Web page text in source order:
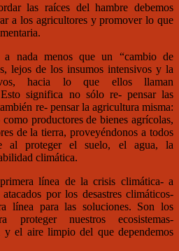
las raíces del hambre debemos
a los agricultores y promover lo que
nada menos que un “cambio de
lejos de los insumos intensivos y la
hacia lo que ellos llaman
significa no sólo re- pensar las
re- pensar la agricultura misma:
productores de bienes agrícolas,
de la tierra, proveyéndonos a todos
al proteger el suelo, el agua, la
climática.
línea de la crisis climática- a
por los desastres climáticos-
línea para las soluciones. Son los
proteger nuestros ecosistemas-
el aire limpio del que dependemos